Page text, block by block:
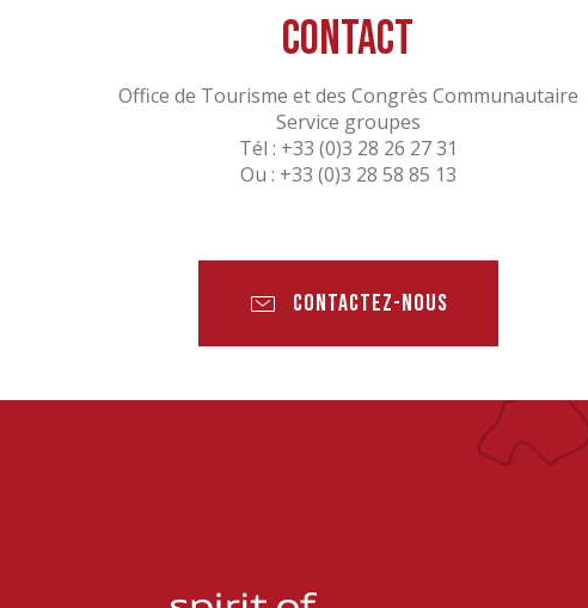
Contact
Office de Tourisme et des Congrès Communautaire
Service groupes
Tél : +33 (0)3 28 26 27 31
Ou : +33 (0)3 28 58 85 13
CONTACTEZ-NOUS